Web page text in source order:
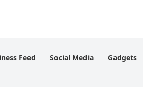
Feed Social Media Gadgets